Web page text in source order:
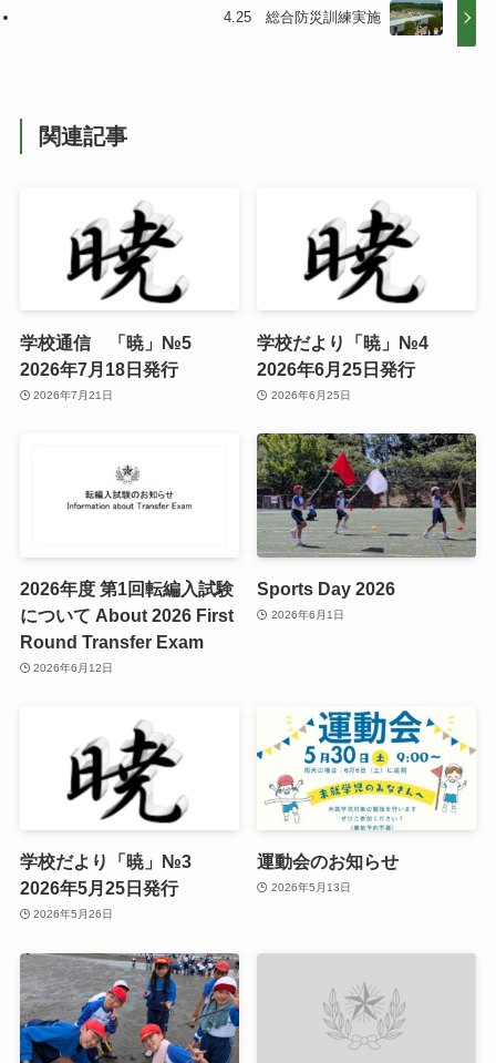
4.25 総合防災訓練実施
関連記事
学校通信 「暁」№5
2026年7月18日発行
2026年7月21日
学校だより「暁」№4
2026年6月25日発行
2026年6月25日
2026年度 第1回転編入試験
について About 2026 First
Round Transfer Exam
2026年6月12日
Sports Day 2026
2026年6月1日
学校だより「暁」№3
2026年5月25日発行
2026年5月26日
運動会のお知らせ
2026年5月13日